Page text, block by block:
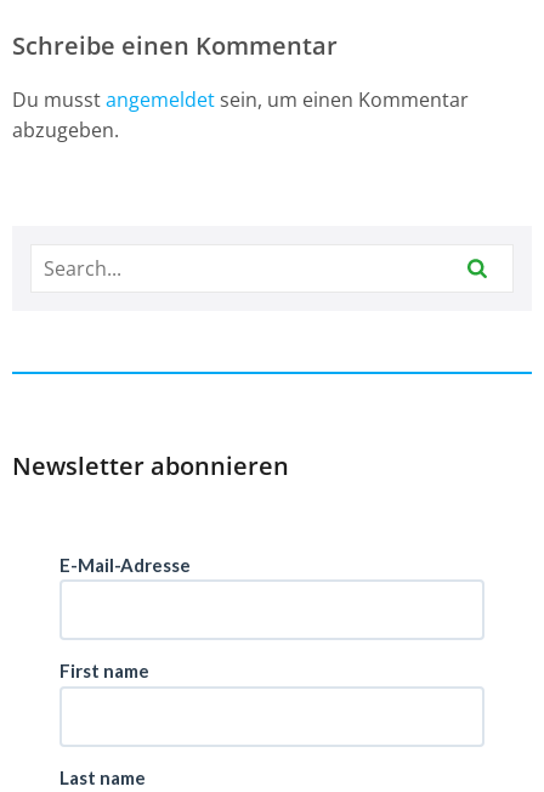
Schreibe einen Kommentar
Du musstangemeldet sein, um einen Kommentar
abzugeben.
Newsletter abonnieren